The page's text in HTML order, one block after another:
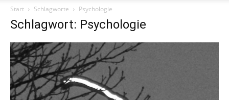
Start Schlagworte Psychologie
Schlagwort: Psychologie